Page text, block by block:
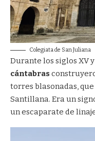
Colegiata de San Juliana
Durante los siglos XV y
cántabras
torres blasonadas,
Santillana. Era un
un escaparate de